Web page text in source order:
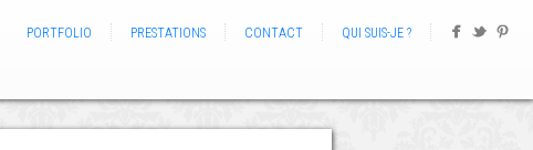
PORTFOLIO PRESTATIONS CONTACT QUI SUIS-JE ?